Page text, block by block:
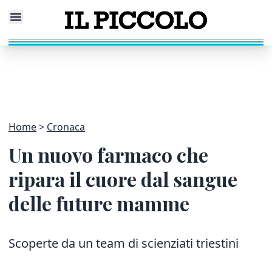
Home Cronaca
Un nuovo farmaco che
ripara il cuore dal sangue
delle future mamme
Scoperte da un team di scienziati triestini